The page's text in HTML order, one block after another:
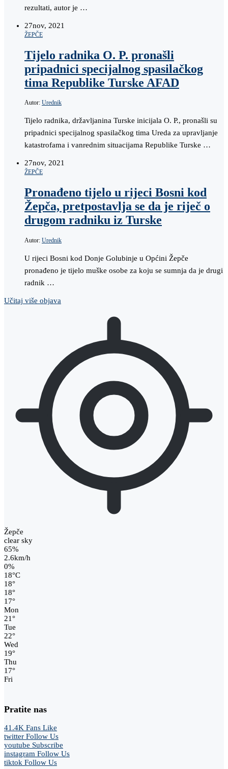
rezultati, autor je …
27nov, 2021
ŽEPČE
Tijelo radnika O. P. pronašli
pripadnici specijalnog spasilačkog
tima Republike Turske AFAD
Autor: Urednik
Tijelo radnika, državljanina Turske inicijala O. P., pronašli su
pripadnici specijalnog spasilačkog tima Ureda za upravljanje
katastrofama i vanrednim situacijama Republike Turske …
27nov, 2021
ŽEPČE
Pronađeno tijelo u rijeci Bosni kod
Žepča, pretpostavlja se da je riječ o
drugom radniku iz Turske
Autor: Urednik
U rijeci Bosni kod Donje Golubinje u Općini Žepče
pronađeno je tijelo muške osobe za koju se sumnja da je drugi
radnik …
Učitaj više objava
Žepče
clear sky
65%
2.6km/h
0%
18°C
18°
18°
17°
Mon
21°
Tue
22°
Wed
19°
Thu
17°
Fri
Pratite nas
41.4K Fans Like
twitter Follow Us
youtube Subscribe
instagram Follow Us
tiktok Follow Us